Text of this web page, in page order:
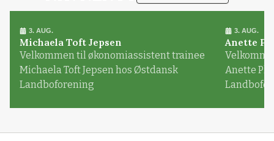
3. AUG.
Michaela Toft Jepsen
Velkommen til økonomiassistent trainee
Michaela Toft Jepsen hos Østdansk
Landboforening
3. AUG.
Anette
Anette